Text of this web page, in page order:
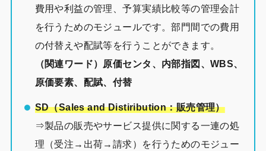
費用や利益の管理、予算実績比較等の管理会計
を行うためのモジュールです。部門間での費用
の付替えや配賦等を行うことができます。
（関連ワード）原価センタ、内部指図、WBS、
原価要素、配賦、付替
SD（Sales and Distiribution：販売管理）
⇒製品の販売やサービス提供に関する一連の処
理（受注→出荷→請求）を行うためのモジュー